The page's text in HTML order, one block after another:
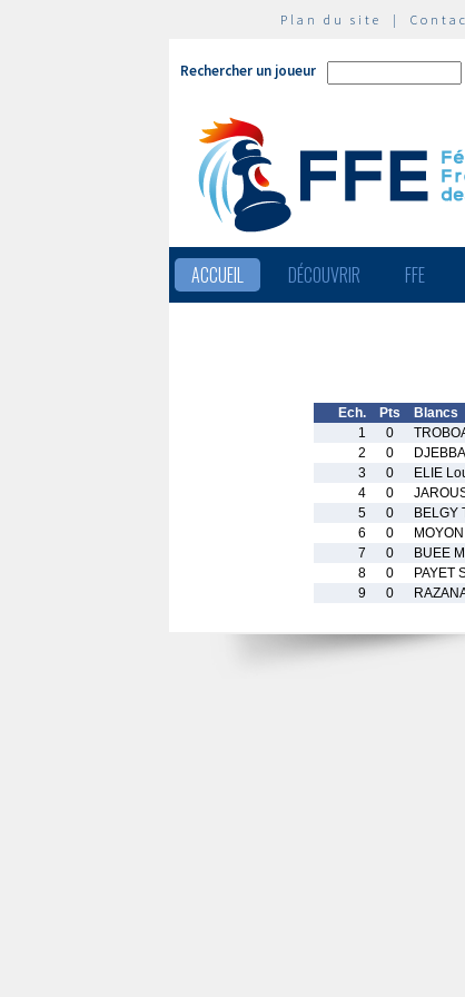
Plan du site |
Rechercher un joueur
ACCUEIL DÉCOUVRIR FFE
Ech. Pts Blancs
1
0
2
0
3
0 ELIE
4
0
5
0 BELGY
6
0
7
0 BUEE
8
0 PAYET
9
0